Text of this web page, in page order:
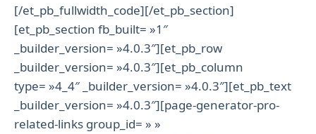
[/et_pb_fullwidth_code][/et_pb_section]
[et_pb_section fb_built= »1″
_builder_version= »4.0.3″][et_pb_row
_builder_version= »4.0.3″][et_pb_column
type= »4_4″ _builder_version= »4.0.3″][et_pb_text
_builder_version= »4.0.3″][page-generator-pro-
related-links group_id= » »